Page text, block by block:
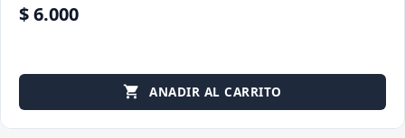
$ 6.000
 ANADIR AL CARRITO